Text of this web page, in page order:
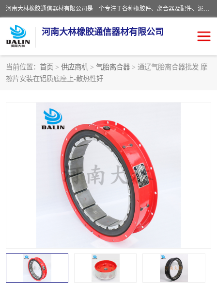
河南大林橡胶通信器材有限公司是一个专注于各种橡胶件、离合器及配件、泥浆泵及配件等产品设计制造和加工的企业。产品应用于矿山、冶金、石油、钢铁、化工、水泥、船舶、造纸、通用机械等各种大功率机械传动或制动装置。
河南大林橡胶通信器材有限公司
当前位置： 首页 > 供应商机 > 气胎离合器 > 通辽气胎离合器批发 摩
擦片安装在铝质底座上-散热性好
推盘离合器
VC离合器
PO隔膜离合器 气胎离合器
泥浆泵空气包胶囊 气动元件
DY隔膜式离合器 CB离合器
实芯轮胎
联轴器
液力端配件